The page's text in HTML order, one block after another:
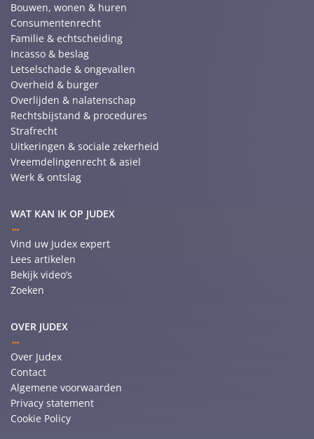
Bouwen, wonen & huren
Consumentenrecht
Familie & echtscheiding
Incasso & beslag
Letselschade & ongevallen
Overheid & burger
Overlijden & nalatenschap
Rechtsbijstand & procedures
Strafrecht
Uitkeringen & sociale zekerheid
Vreemdelingenrecht & asiel
Werk & ontslag
WAT KAN IK OP JUDEX
Vind uw Judex expert
Lees artikelen
Bekijk video’s
Zoeken
OVER JUDEX
Over Judex
Contact
Algemene voorwaarden
Privacy statement
Cookie Policy